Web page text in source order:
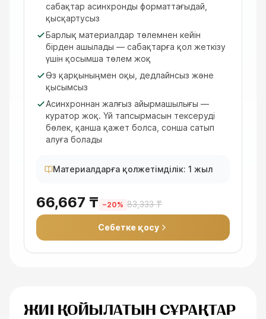
сабақтар асинхронды форматтағыдай,
қысқартусыз
Барлық материалдар төлемнен кейін
бірден ашылады — сабақтарға қол жеткізу
үшін қосымша төлем жоқ
Өз қарқыныңмен оқы, дедлайнсыз және
қысымсыз
Асинхроннан жалғыз айырмашылығы —
куратор жоқ. Үй тапсырмасын тексеруді
бөлек, қанша қажет болса, сонша сатып
алуға болады
Материалдарға қолжетімділік: 1 жыл
66,667 ₸ −20% 83,333 ₸
Себетке қосу
ЖИІ ҚОЙЫЛАТЫН СҰРАҚТАР